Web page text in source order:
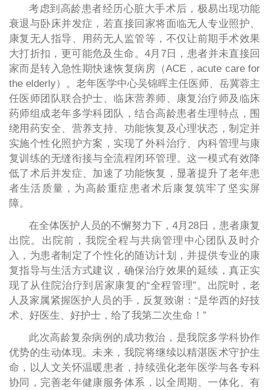
考虑到高龄患者经历心脏大手术后，极易出现功能
衰退与卧床并发症，若直接回家将面临无人专业照护、
康复无人指导、用药无人监管等，不仅让前期手术效果
大打折扣，更可能危及生命。4月7日，患者并未直接回
家而是转入急性期快速恢复病房（ACE，acute care for
the elderly）。老年医学中心吴锦晖主任医师、岳冀蓉主
任医师团队联合护士、临床营养师、康复治疗师及临床
药师组成老年多学科团队，结合高龄患者生理特点，围
绕用药安全、营养支持、功能恢复及心理状态，制定并
实施个性化照护方案，实现了外科治疗、内科管理与康
复训练的无缝衔接与全流程闭环管理。这一模式有效降
低了术后并发症、加速了功能恢复，显著提升了老年患
者生活质量，为高龄重症患者术后康复筑牢了坚实屏
障。
在全体医护人员的不懈努力下，4月28日，患者康复
出院。出院前，我院全程与共病管理中心团队及时介
入，为患者制定了个性化的随访计划，并提供专业的康
复指导与生活方式建议，确保治疗效果的延续，真正实
现了从住院治疗到居家康复的“全程管理”。出院时，老
人及家属紧握医护人员的手，反复致谢：“是华西的好技
术、好医生、好护士，给了我第二次生命！”
此次高龄复杂病例的成功救治，是我院多学科协作
优势的生动体现。未来，我院将继续以精湛医术守护生
命，以人文关怀温暖患者，持续强化老年医学与各专科
协同，完善老年健康服务体系，以全周期、一体化、有